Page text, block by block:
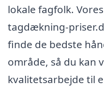
lokale fagfolk.
tagdækning-
finde de bedste
område, så du kan
kvalitetsarbejde til